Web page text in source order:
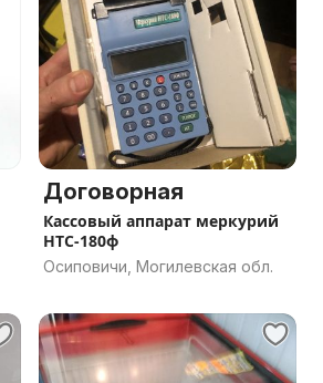
Договорная
Кассовый аппарат меркурий
НТС-180ф
Осиповичи, Могилевская обл.